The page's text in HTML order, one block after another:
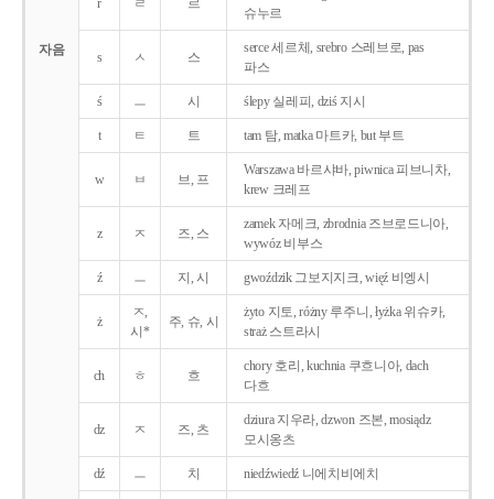
자음
r ㄹ 르
슈누르
s ㅅ 스
serce 세르체, srebro 스레브로, pas
파스
ś ㅡ 시 ślepy 실레피, dziś 지시
t ㅌ 트 tam 탐, matka 마트카, but 부트
w ㅂ 브, 프
Warszawa 바르샤바, piwnica 피브니차,
krew 크레프
z ㅈ 즈, 스
zamek 자메크, zbrodnia 즈브로드니아,
wywóz 비부스
ź ㅡ 지, 시 gwoździk 그보지지크, więź 비엥시
ż
ㅈ,
시*
주, 슈, 시
żyto 지토, różny 루주니, łyżka 위슈카,
straż 스트라시
ch ㅎ 흐
chory 호리, kuchnia 쿠흐니아, dach
다흐
dz ㅈ 즈, 츠
dziura 지우라, dzwon 즈본, mosiądz
모시옹츠
dź ㅡ 치 niedźwiedź 니에치비에치